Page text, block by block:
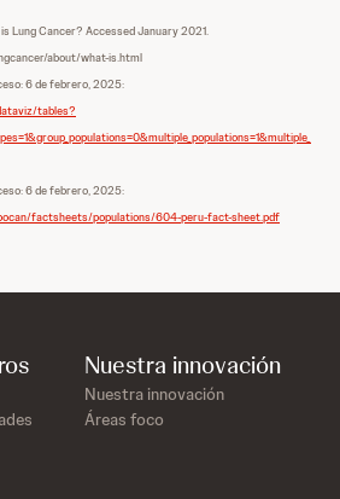
Lung Cancer? Accessed January 2021.
about/what-is.html
6 de febrero, 2025:
tables?
6 de febrero, 2025:
factsheets/populations/604-peru-fact-sheet.pdf
Nuestra innovación
Nuestra innovación
Áreas foco